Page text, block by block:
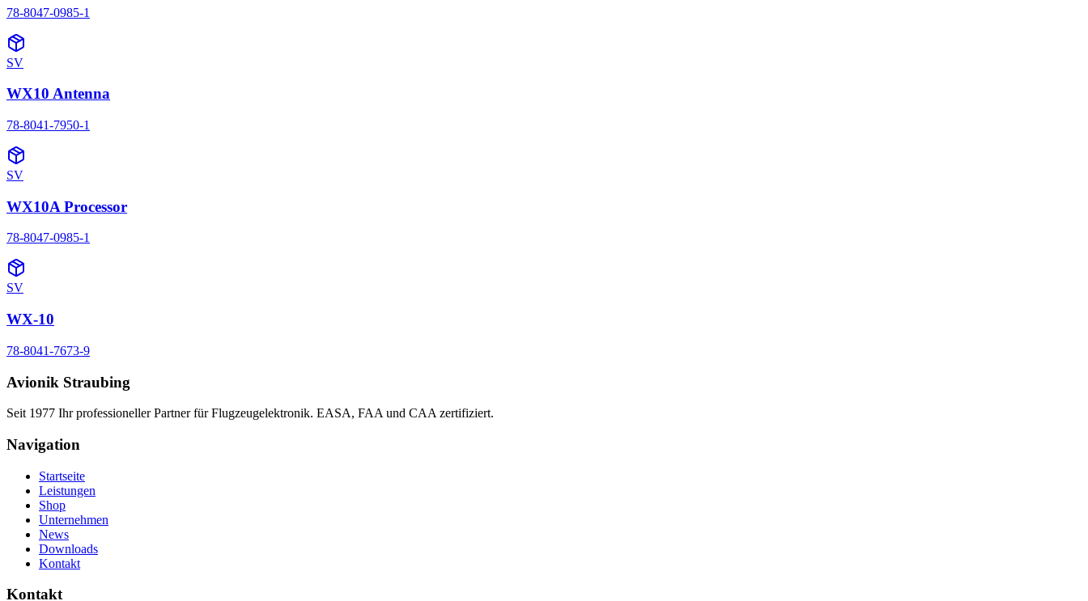
78-8047-0985-1
SV
WX10 Antenna
78-8041-7950-1
SV
WX10A Processor
78-8047-0985-1
SV
WX-10
78-8041-7673-9
Avionik Straubing
Seit 1977 Ihr professioneller Partner für Flugzeugelektronik. EASA, FAA und CAA zertifiziert.
Navigation
Startseite
Leistungen
Shop
Unternehmen
News
Downloads
Kontakt
Kontakt